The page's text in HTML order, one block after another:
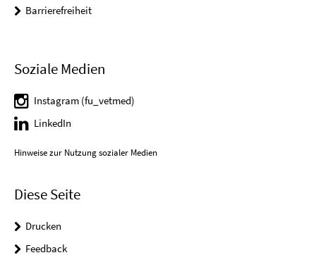
Barrierefreiheit
Soziale Medien
Instagram (fu_vetmed)
LinkedIn
Hinweise zur Nutzung sozialer Medien
Diese Seite
Drucken
Feedback